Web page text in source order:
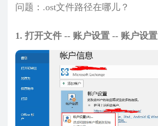
问题：.ost文件路径在哪儿？
1. 打开文件 -- 账户设置 -- 账户设置